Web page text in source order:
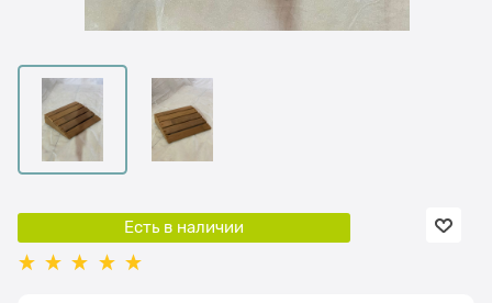
Есть в наличии